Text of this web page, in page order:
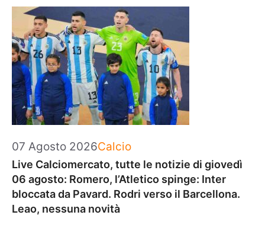
07 Agosto 2026Categorie
Calcio
Live Calciomercato, tutte le notizie di giovedì
06 agosto: Romero, l’Atletico spinge: Inter
bloccata da Pavard. Rodri verso il Barcellona.
Leao, nessuna novità